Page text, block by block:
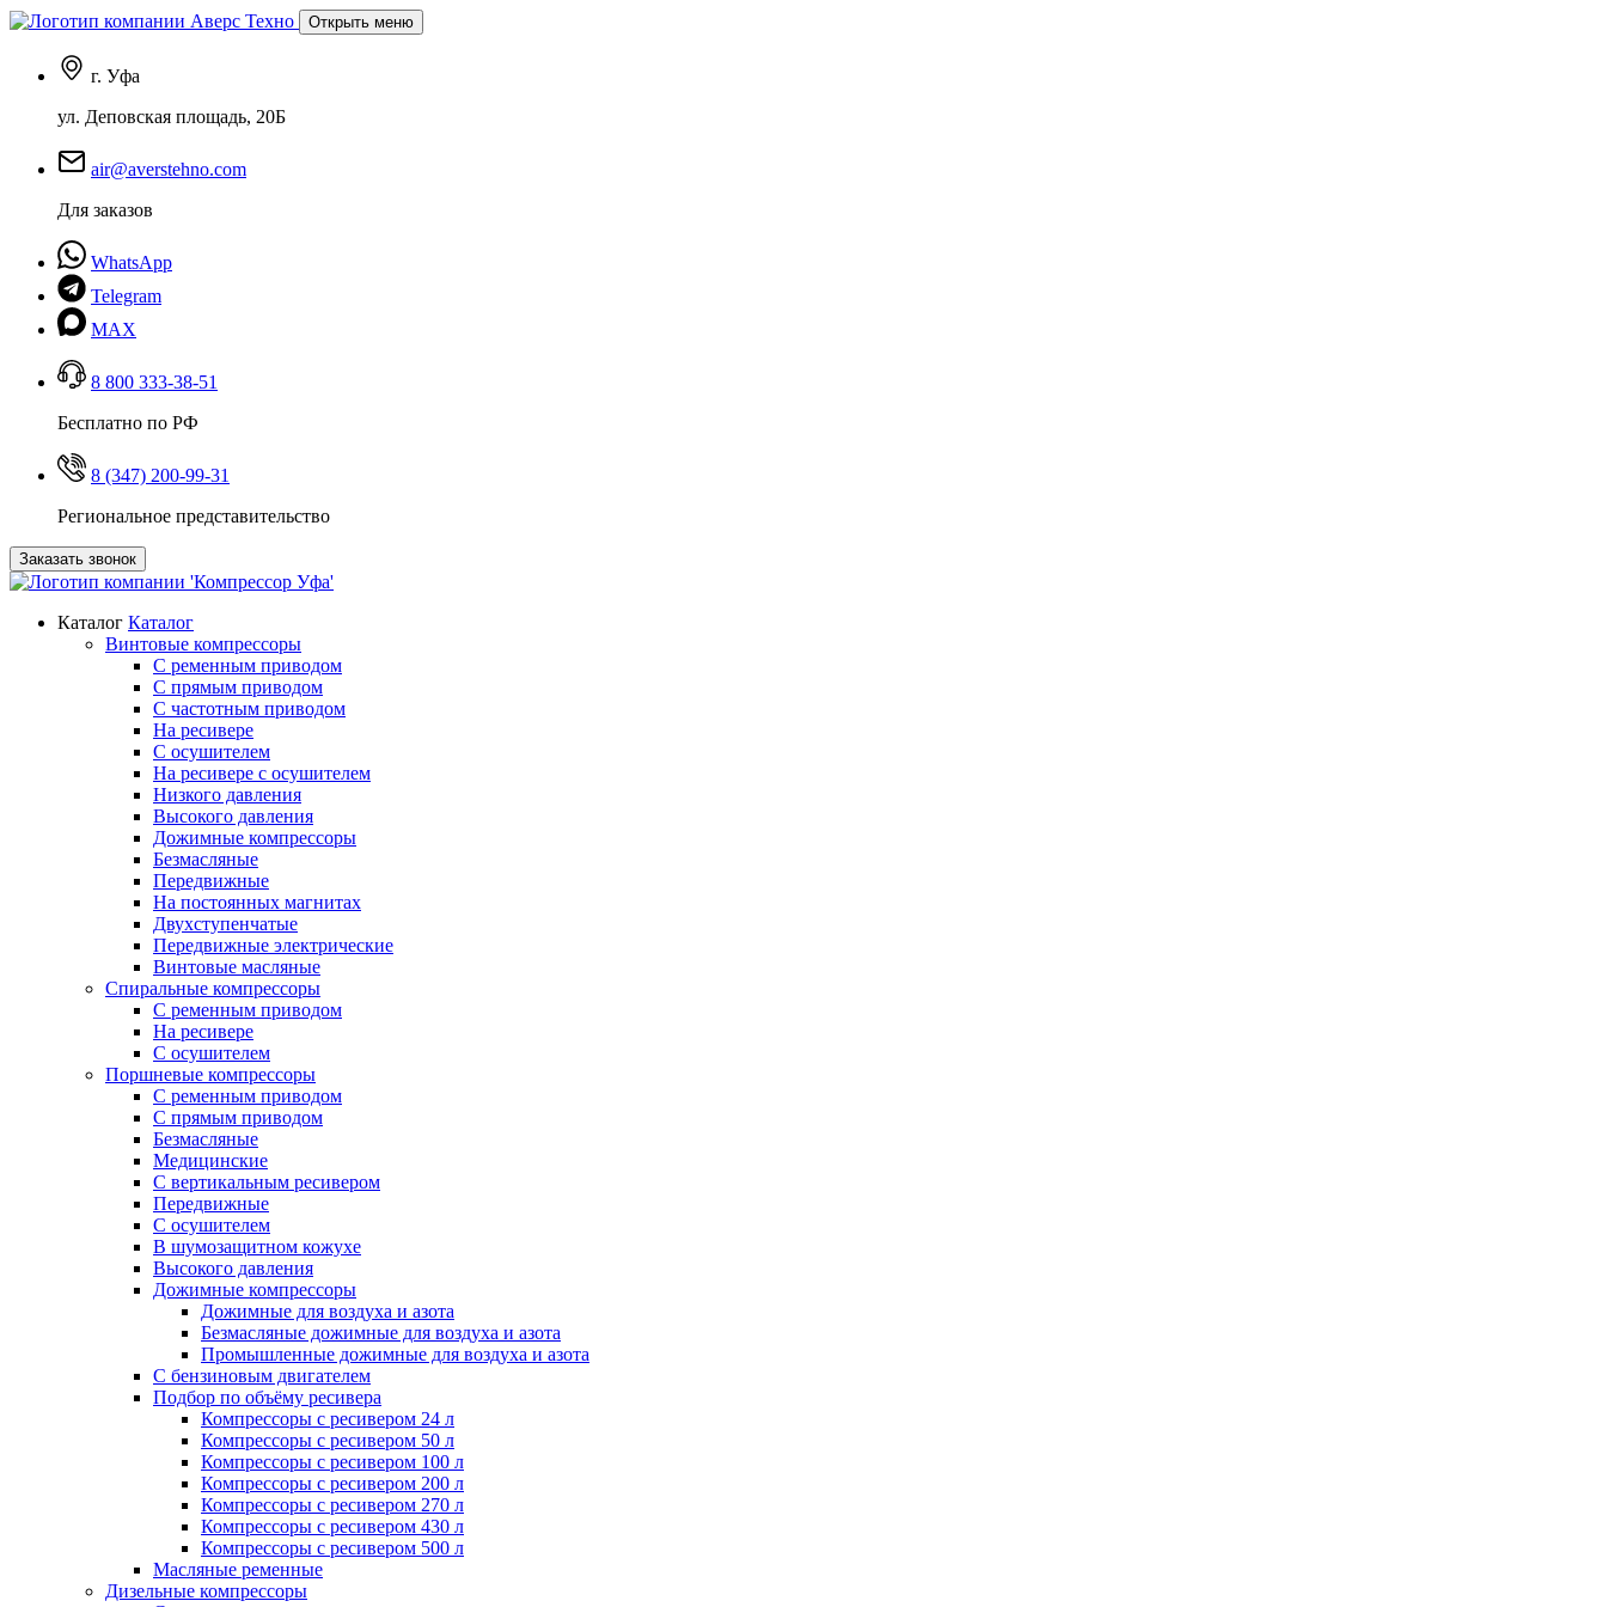
Открыть меню
г. Уфа
ул. Деповская площадь, 20Б
air@averstehno.com
Для заказов
WhatsApp
Telegram
MAX
8 800 333-38-51
Бесплатно по РФ
8 (347) 200-99-31
Региональное представительство
Заказать звонок
Каталог Каталог
Винтовые компрессоры
С ременным приводом
С прямым приводом
С частотным приводом
На ресивере
С осушителем
На ресивере с осушителем
Низкого давления
Высокого давления
Дожимные компрессоры
Безмасляные
Передвижные
На постоянных магнитах
Двухступенчатые
Передвижные электрические
Винтовые масляные
Спиральные компрессоры
С ременным приводом
На ресивере
С осушителем
Поршневые компрессоры
С ременным приводом
С прямым приводом
Безмасляные
Медицинские
С вертикальным ресивером
Передвижные
С осушителем
В шумозащитном кожухе
Высокого давления
Дожимные компрессоры
Дожимные для воздуха и азота
Безмасляные дожимные для воздуха и азота
Промышленные дожимные для воздуха и азота
С бензиновым двигателем
Подбор по объёму ресивера
Компрессоры с ресивером 24 л
Компрессоры с ресивером 50 л
Компрессоры с ресивером 100 л
Компрессоры с ресивером 200 л
Компрессоры с ресивером 270 л
Компрессоры с ресивером 430 л
Компрессоры с ресивером 500 л
Масляные ременные
Дизельные компрессоры